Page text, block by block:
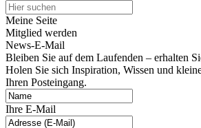
Meine Seite
Mitglied werden
News-E-Mail
Bleiben Sie auf dem Laufenden – erhalten
Holen Sie sich Inspiration, Wissen und
Ihren Posteingang.
Ihre E-Mail